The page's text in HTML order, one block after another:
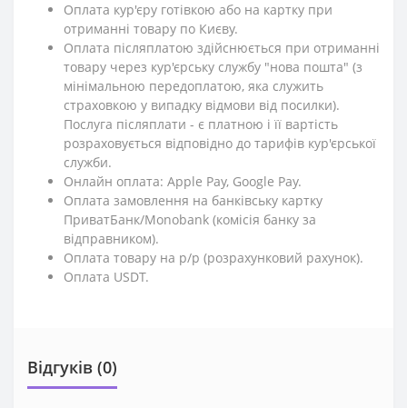
Оплата кур'єру готівкою або на картку при
отриманні товару по Києву.
Оплата післяплатою здійснюється при отриманні
товару через кур'єрську службу "нова пошта" (з
мінімальною передоплатою, яка служить
страховкою у випадку відмови від посилки).
Послуга післяплати - є платною і її вартість
розраховується відповідно до тарифів кур'єрської
служби.
Онлайн оплата: Apple Pay, Google Pay.
Оплата замовлення на банківську картку
ПриватБанк/Monobank (комісія банку за
відправником).
Оплата товару на р/р (розрахунковий рахунок).
Оплата USDT.
Відгуків (0)